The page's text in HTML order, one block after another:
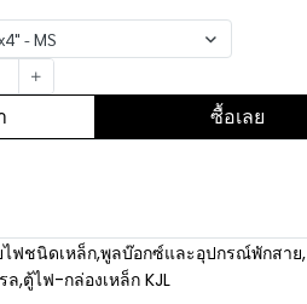
- MS
ซื้อเลย
ฟชนิดเหล็ก,พูลบ๊อกซ์และอุปกรณ์พักสาย,
ล,ตู้ไฟ-กล่องเหล็ก KJL